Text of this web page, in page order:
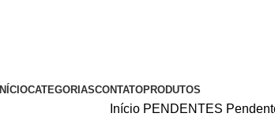
INÍCIOCATEGORIASCONTATOPRODUTOS
Início PENDENTES